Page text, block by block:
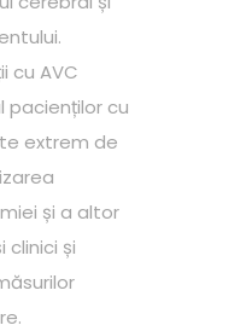
cu AVC
pacienților cu
extrem de
și a altor
clinici și